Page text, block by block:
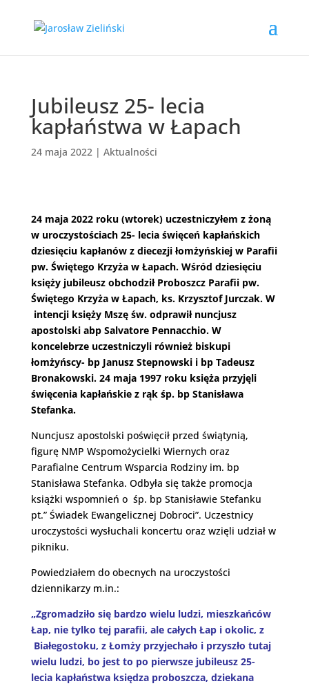
Jubileusz 25- lecia
kapłaństwa w Łapach
24 maja 2022| Aktualności
24 maja 2022 roku (wtorek) uczestniczyłem z żoną
w uroczystościach 25- lecia święceń kapłańskich
dziesięciu kapłanów z diecezji łomżyńskiej w Parafii
pw. Świętego Krzyża w Łapach. Wśród dziesięciu
księży jubileusz obchodził Proboszcz Parafii pw.
Świętego Krzyża w Łapach, ks. Krzysztof Jurczak. W
intencji księży Mszę św. odprawił nuncjusz
apostolski abp Salvatore Pennacchio. W
koncelebrze uczestniczyli również biskupi
łomżyńscy- bp Janusz Stepnowski i bp Tadeusz
Bronakowski. 24 maja 1997 roku księża przyjęli
święcenia kapłańskie z rąk śp. bp Stanisława
Stefanka.
Nuncjusz apostolski poświęcił przed świątynią,
figurę NMP Wspomożycielki Wiernych oraz
Parafialne Centrum Wsparcia Rodziny im. bp
Stanisława Stefanka. Odbyła się także promocja
książki wspomnień o śp. bp Stanisławie Stefanku
pt.” Świadek Ewangelicznej Dobroci”. Uczestnicy
uroczystości wysłuchali koncertu oraz wzięli udział w
pikniku.
Powiedziałem do obecnych na uroczystości
dziennikarzy m.in.:
„Zgromadziło się bardzo wielu ludzi, mieszkańców
Łap, nie tylko tej parafii, ale całych Łap i okolic, z
Białegostoku, z Łomży przyjechało i przyszło tutaj
wielu ludzi, bo jest to po pierwsze jubileusz 25-
lecia kapłaństwa księdza proboszcza, dziekana